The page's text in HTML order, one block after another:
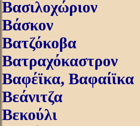
Βασιλοχώριον
Βάσκον
Βατζόκοβα
Βατραχόκαστρον
Βαφέϊκα, Βαφαίϊκα
Βεάνιτζα
Βεκούλι